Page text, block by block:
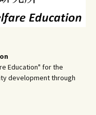
Education" for the
development through